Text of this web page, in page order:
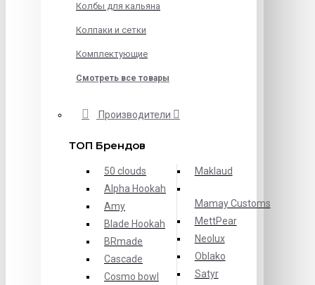
Колбы для кальяна
Колпаки и сетки
Комплектующие
Смотреть все товары
Производители
ТОП Брендов
50 clouds
Alpha Hookah
Amy
Blade Hookah
BRmade
Cascade
Cosmo bowl
Maklaud
Mamay Customs
MettPear
Neolux
Oblako
Satyr